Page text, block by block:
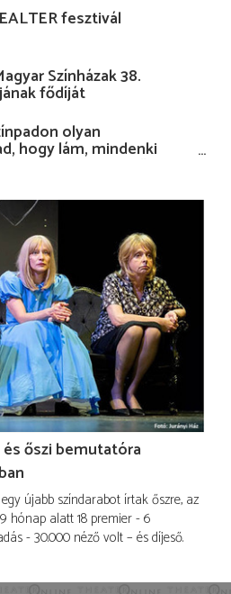
fesztivál
Színházak 38.
fődíját
olyan
hogy lám, mindenki
magammal…”
és őszi bemutatóra
újabb színdarabot írtak őszre, az
hónap alatt 18 premier - 6
- 30.000 néző volt – és díjeső.